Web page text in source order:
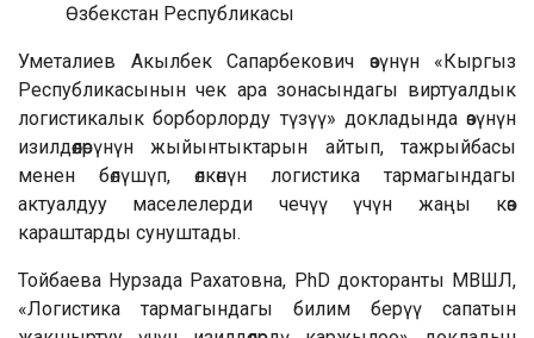
Өзбекстан Республикасы
Уметалиев Акылбек Сапарбекович өзүнүн «Кыргыз
Республикасынын чек ара зонасындагы виртуалдык
логистикалык борборлорду түзүү» докладында өзүнүн
изилдөөлөрүнүн жыйынтыктарын айтып, тажрыйбасы
менен бөлүшүп, өлкөнүн логистика тармагындагы
актуалдуу маселелерди чечүү үчүн жаңы көз
караштарды сунуштады.
Тойбаева Нурзада Рахатовна, PhD докторанты МВШЛ,
«Логистика тармагындагы билим берүү сапатын